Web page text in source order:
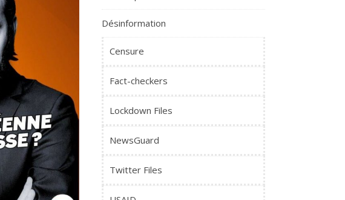
Désinformation
Censure
Fact-checkers
Lockdown Files
NewsGuard
Twitter Files